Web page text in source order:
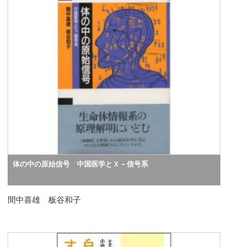
体の中の原始信号 中国医学とＸ－信号系
間中喜雄 板谷和子